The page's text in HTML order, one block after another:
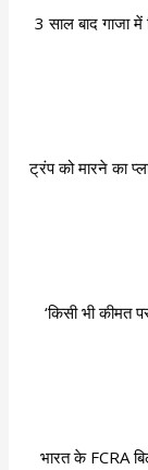
3 साल बाद गाजा
ट्रंप को मारने का
‘किसी भी कीमत
भारत के FCRA